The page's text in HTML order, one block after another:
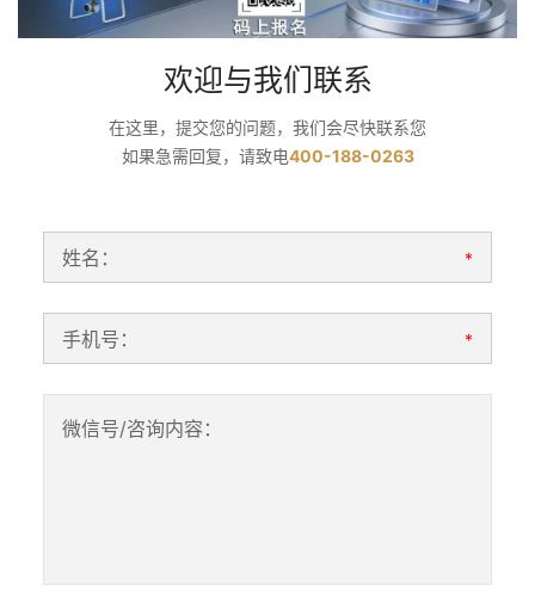
欢迎与我们联系
在这里，提交您的问题，我们会尽快联系您
如果急需回复，请致电400-188-0263
姓名： *
手机号： *
微信号/咨询内容：